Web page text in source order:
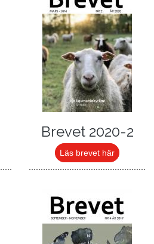
Brevet 2020-2
Läs brevet här